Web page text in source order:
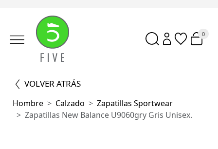
0
VOLVER ATRÁS
Hombre Calzado
Zapatillas Sportwear
Zapatillas New Balance U9060gry Gris Unisex.